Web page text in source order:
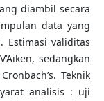
diambil secara
data yang
Estimasi validitas
sedangkan
Teknik
analisis : uji